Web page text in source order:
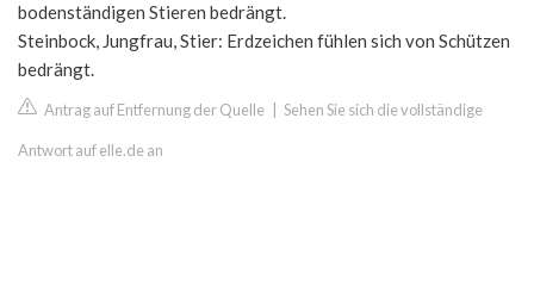
bodenständigen Stieren bedrängt.
Steinbock, Jungfrau, Stier: Erdzeichen fühlen sich von Schützen
bedrängt.
Antrag auf Entfernung der Quelle Sehen Sie sich die vollständige
Antwort auf elle.de an